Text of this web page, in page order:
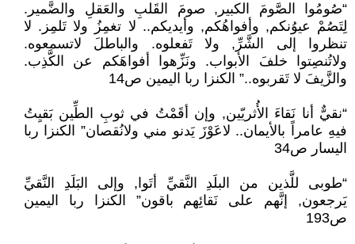
“صُومُوا الصَّومَ الكبير, صومَ القَلبِ والعَقلِ والضَّمير.
لِتَصُمْ عيوُنكم, وأفواهُكم, وأيديكم.. لا تغمِزُ ولا تَلمِز. لا
تنظروا إلى الشَّرِّ, ولا تَفعلوه. والباطلَ لاتسمعوه.
ولاتُنصِتوا خلفَ الأبواب. ونَزِّهوا أفواهَكم عن الكَّذِب.
والزَّيفَ لا تَقربوه..” الكنزا ربا اليمين ص14
“نقيٌّ أنا نَقاءَ الأُثريّين, وإن أقَمْتُ في ثوبِ الطِّين بَقيِتُ
فيهِ عامراً بالأيمان.. لاعَوْزَ يَدنو مني ولانُقصان” الكنزا ربا
اليسار ص34
“طوبى للَّذين من البلَدِ النَّقيِّ أتَوا, وإلى البَلَدِ النَّقيِّ
يَرجعون, إنَّهم على نَقائِهم باقون” الكنزا ربا اليمين
ص193